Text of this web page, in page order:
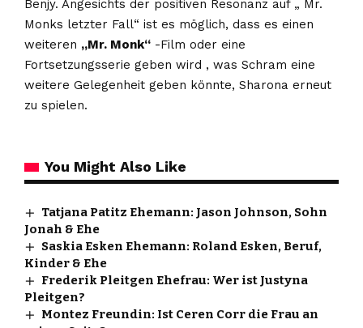
Benjy. Angesichts der positiven Resonanz auf „ Mr.
Monks letzter Fall“ ist es möglich, dass es einen
weiteren „Mr. Monk“ -Film oder eine
Fortsetzungsserie geben wird , was Schram eine
weitere Gelegenheit geben könnte, Sharona erneut
zu spielen.
You Might Also Like
Tatjana Patitz Ehemann: Jason Johnson, Sohn
Jonah & Ehe
Saskia Esken Ehemann: Roland Esken, Beruf,
Kinder & Ehe
Frederik Pleitgen Ehefrau: Wer ist Justyna
Pleitgen?
Montez Freundin: Ist Ceren Corr die Frau an